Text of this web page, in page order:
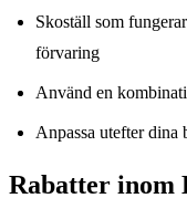
Skoställ som
förvaring
Använd en
Anpassa utefter dina
Rabatter inom